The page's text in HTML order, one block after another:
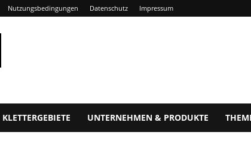
Nutzungsbedingungen Datenschutz Impressum
KLETTERGEBIETE UNTERNEHMEN & PRODUKTE